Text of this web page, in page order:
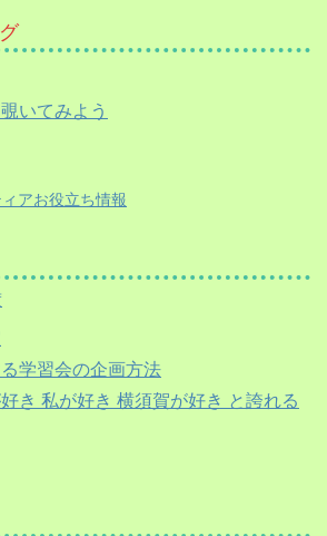
いてみよう
アお役立ち情報
学習会の企画方法
き 私が好き 横須賀が好き と誇れる